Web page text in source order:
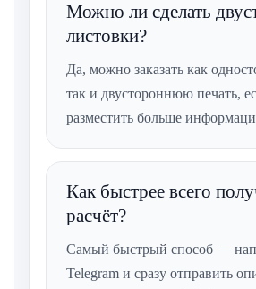
Можно ли сделать
листовки?
Да, можно заказать как
так и двустороннюю печать,
разместить больше
Как быстрее всего
расчёт?
Самый быстрый способ —
Telegram и сразу отправить